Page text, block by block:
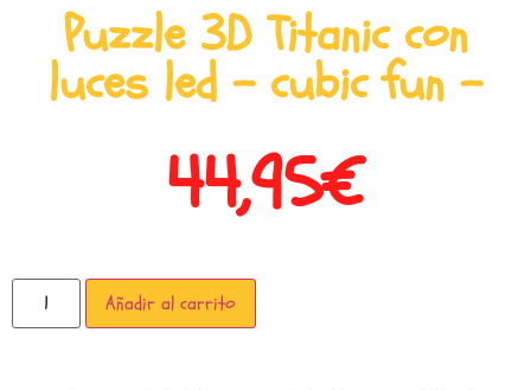
Puzzle 3D Titanic con
luces led – cubic fun –
44,95€
Añadir al carrito